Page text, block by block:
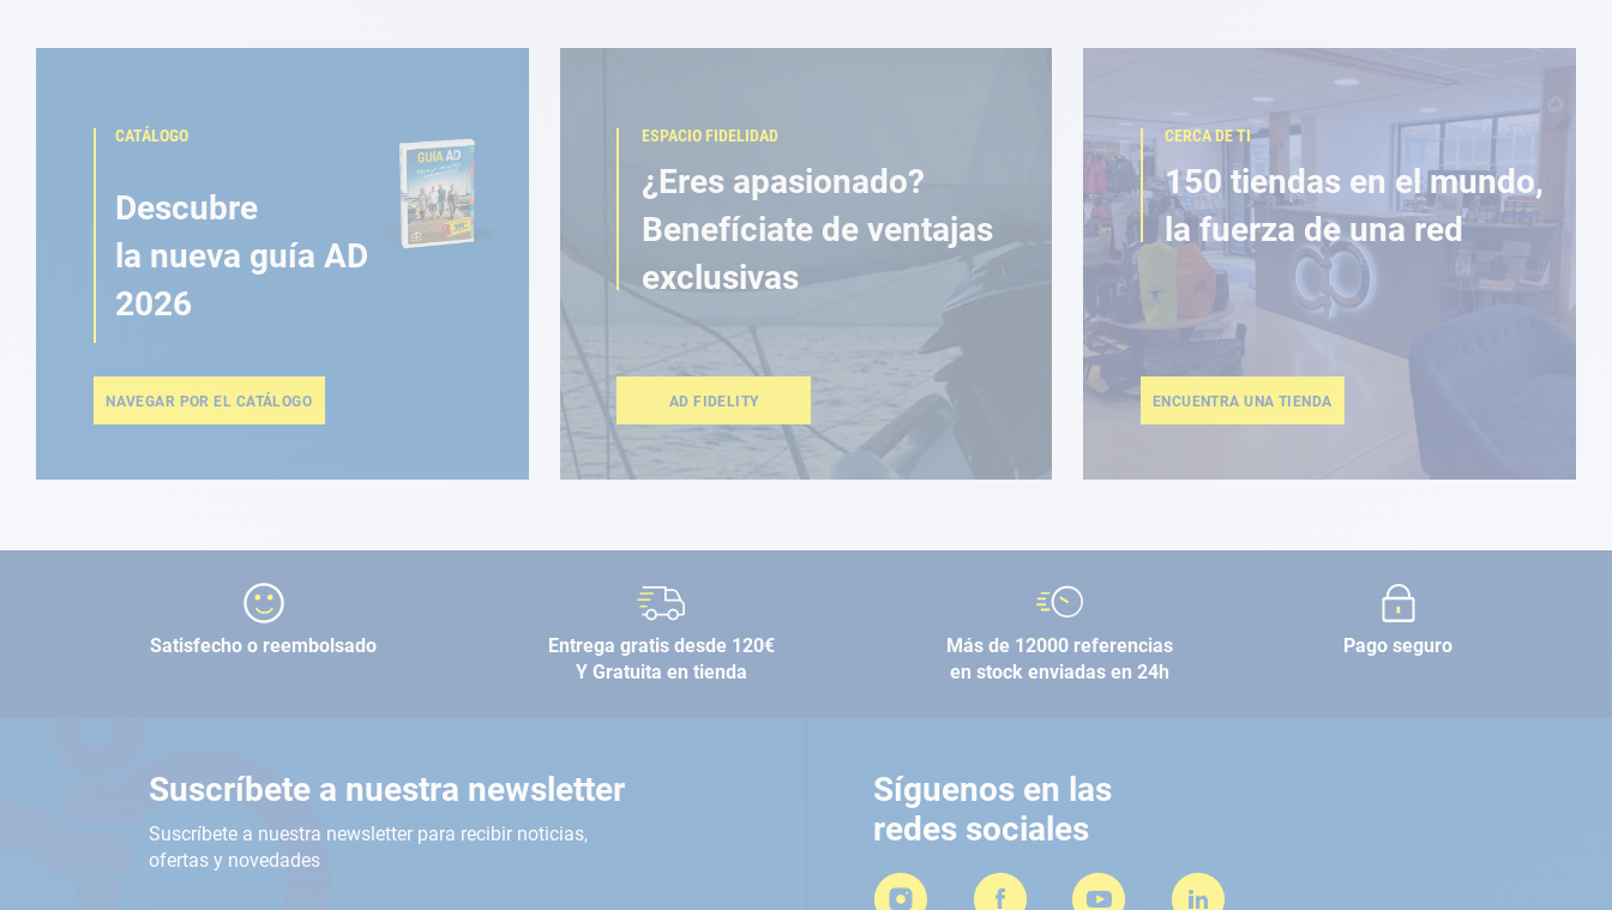
CATÁLOGO
Descubre
la nueva guía AD
2026
NAVEGAR POR EL CATÁLOGO
ESPACIO FIDELIDAD
¿Eres apasionado?
Benefíciate de ventajas
exclusivas
AD FIDELITY
CERCA DE TI
150 tiendas en el mundo,
la fuerza de una red
ENCUENTRA UNA TIENDA
Satisfecho o reembolsado
Entrega gratis desde 120€
Y Gratuita en tienda
Más de 12000 referencias
en stock enviadas en 24h
Pago seguro
Suscríbete a nuestra newsletter
Suscríbete a nuestra newsletter para recibir noticias,
ofertas y novedades
Síguenos en las
redes sociales